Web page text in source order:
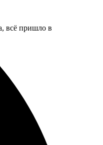
всё пришло в